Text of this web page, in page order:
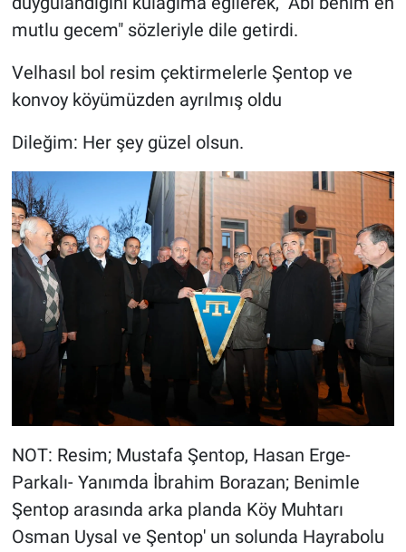
mutlu gecem" sözleriyle dile getirdi.
Velhasıl bol resim çektirmelerle Şentop ve
konvoy köyümüzden ayrılmış oldu
Dileğim: Her şey güzel olsun.
NOT: Resim; Mustafa Şentop, Hasan Erge-
Parkalı- Yanımda İbrahim Borazan; Benimle
Şentop arasında arka planda Köy Muhtarı
Osman Uysal ve Şentop' un solunda Hayrabolu